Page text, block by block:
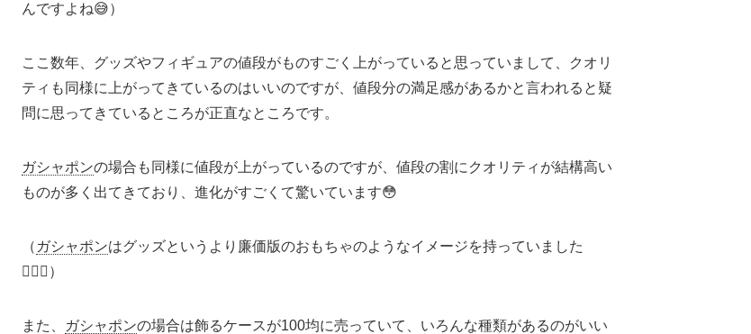
んですよね😅）
ここ数年、グッズやフィギュアの値段がものすごく上がっていると思っていまして、クオリ
ティも同様に上がってきているのはいいのですが、値段分の満足感があるかと言われると疑
問に思ってきているところが正直なところです。
ガシャポンの場合も同様に値段が上がっているのですが、値段の割にクオリティが結構高い
ものが多く出てきており、進化がすごくて驚いています😳
（ ガシャポンはグッズというより廉価版のおもちゃのようなイメージを持っていました
🙇🏻‍♂️）
また、 ガシャポンの場合は飾るケースが100均に売っていて、いろんな種類があるのがいい